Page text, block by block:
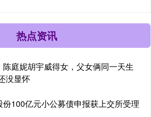
热点资讯
庭妮胡宇威得女，父女俩同一天生
没显怀
100亿元小公募债申报获上交所受理